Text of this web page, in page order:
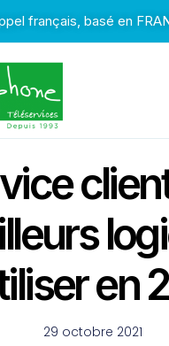
français, basé en
en
29 octobre 2021